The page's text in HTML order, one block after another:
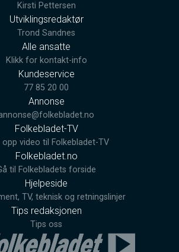
Kirsti Pettersen
Utviklingsredaktør
Trond Sandnes
Alle ansatte
Klikk for kontakt-info
Kundeservice
77 85 20 00
Annonse
Folkebladet-TV
opp video til Folkebladet-TV
Folkebladet.no
til Folkebladets forside
Hjelpeside
TV, teknisk og retningslinjer
Tips redaksjonen
Tips oss